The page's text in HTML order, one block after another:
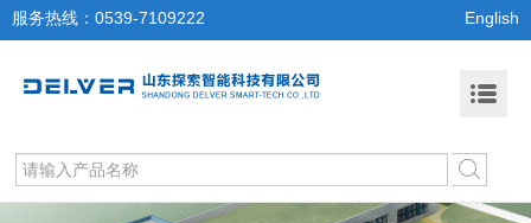
服务热线：0539-7109222 English